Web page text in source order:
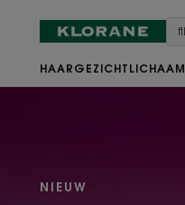
HAAR GEZICHT LICHAAM
NIEUW